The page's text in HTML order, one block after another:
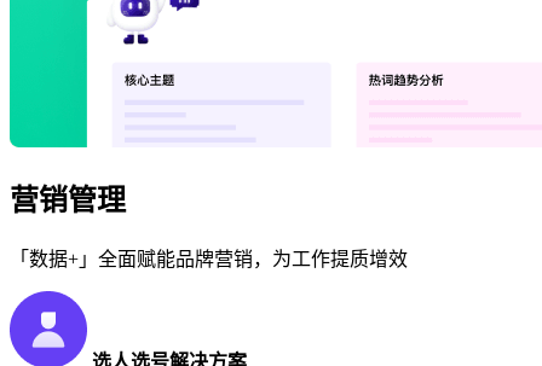
营销管理
「数据+」全面赋能品牌营销，为工作提质增效
选人选号解决方案